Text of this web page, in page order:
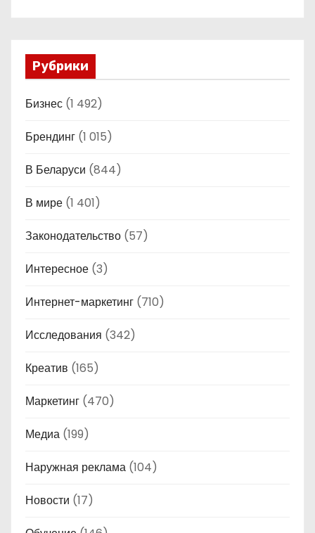
Рубрики
Бизнес (1 492)
Брендинг (1 015)
В Беларуси (844)
В мире (1 401)
Законодательство (57)
Интересное (3)
Интернет-маркетинг (710)
Исследования (342)
Креатив (165)
Маркетинг (470)
Медиа (199)
Наружная реклама (104)
Новости (17)